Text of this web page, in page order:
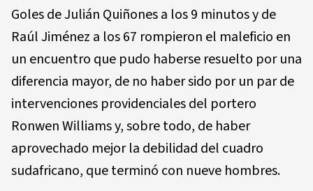
Goles de Julián Quiñones a los 9 minutos y de
Raúl Jiménez a los 67 rompieron el maleficio en
un encuentro que pudo haberse resuelto por una
diferencia mayor, de no haber sido por un par de
intervenciones providenciales del portero
Ronwen Williams y, sobre todo, de haber
aprovechado mejor la debilidad del cuadro
sudafricano, que terminó con nueve hombres.